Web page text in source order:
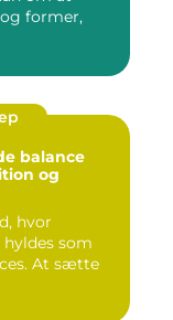
former,
balance
og
hvor
som
At sætte